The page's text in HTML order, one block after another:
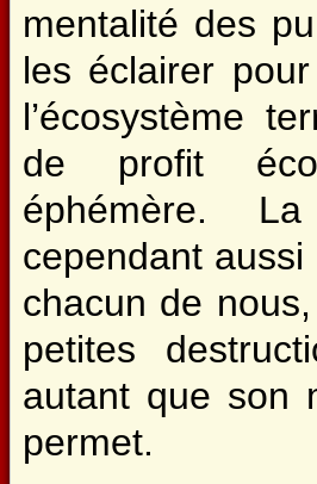
mentalité des
les éclairer
l’écosystème
de profit
éphémère.
cependant
chacun de
petites
autant que son
permet.